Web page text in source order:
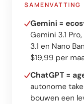
Chatbot
Software op
Opleiding
Website
Razendsnel
SAMENVATTING
Gemini =
Gemini 3.1
3.1 en Nano
$19,99 per
ChatGPT =
autonome
bouwen een